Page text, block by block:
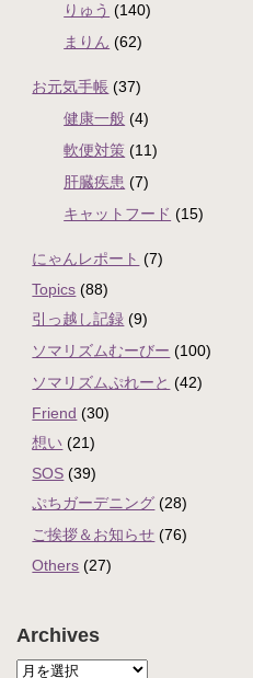
りゅう (140)
まりん (62)
お元気手帳 (37)
健康一般 (4)
軟便対策 (11)
肝臓疾患 (7)
キャットフード (15)
にゃんレポート (7)
Topics (88)
引っ越し記録 (9)
ソマリズムむーびー (100)
ソマリズムぷれーと (42)
Friend (30)
想い (21)
SOS (39)
ぷちガーデニング (28)
ご挨拶＆お知らせ (76)
Others (27)
Archives